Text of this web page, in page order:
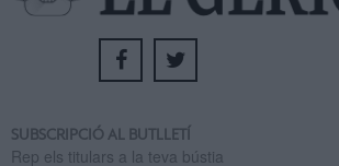
SUBSCRIPCIÓ AL BUTLLETÍ
Rep els titulars a la teva bústia